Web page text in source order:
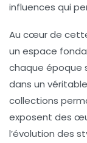
influences qui
Au cœur de
un espace
chaque époque
dans un
collections
exposent des
l’évolution des